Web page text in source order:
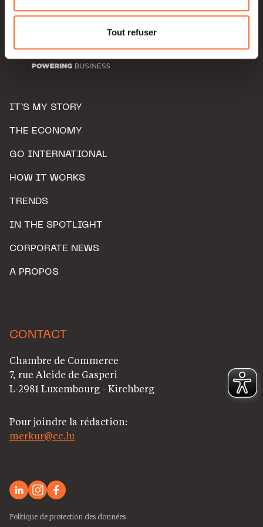
Pour de plus amples informations sur la manière dont
nous utilisons lescookies et sommes amenés à traiter
Charte d’usage des cookieset notrePolitique de
Tout refuser
IT’S MY STORY
THE ECONOMY
GO INTERNATIONAL
HOW IT WORKS
TRENDS
IN THE SPOTLIGHT
CORPORATE NEWS
A PROPOS
CONTACT
Chambre de Commerce
7, rue Alcide de Gasperi
L-2981 Luxembourg - Kirchberg
Pour joindre la rédaction:
merkur@cc.lu
Politique de protection des données